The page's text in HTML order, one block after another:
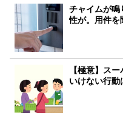
チャイムが鳴
性が。用件を
【極意】ス
いけない行動